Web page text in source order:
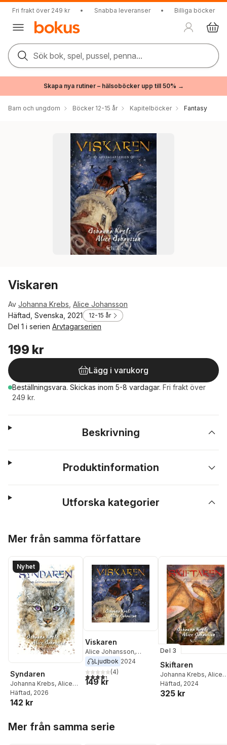
Fri frakt över 249 kr • Snabba leveranser • Billiga böcker
Sök bok, spel, pussel, penna...
Skapa nya rutiner – hälsoböcker upp till 50% →
Barn och ungdom Böcker 12-15 år Kapitelböcker Fantasy
Viskaren
Av Johanna Krebs Alice Johansson
Häftad, Svenska, 2021
12-15 år
Del 1 i serien Arvtagarserien
199 kr
Lägg i varukorg
Beställningsvara. Skickas inom 5-8 vardagar. Fri frakt över
249 kr.
Beskrivning
Produktinformation
Utforska kategorier
Mer från samma författare
Nyhet
Syndaren
Johanna Krebs, Alice
Johansson
Häftad, 2026
142 kr
Viskaren
Alice Johansson,
Johanna Krebs
Ljudbok 2024
4,3utav 5 stjärnor. Totalt antal röster:
(4)
149 kr
Del 3
Skiftaren
Johanna Krebs, Alice
Johansson
Häftad, 2024
325 kr
Mer från samma serie